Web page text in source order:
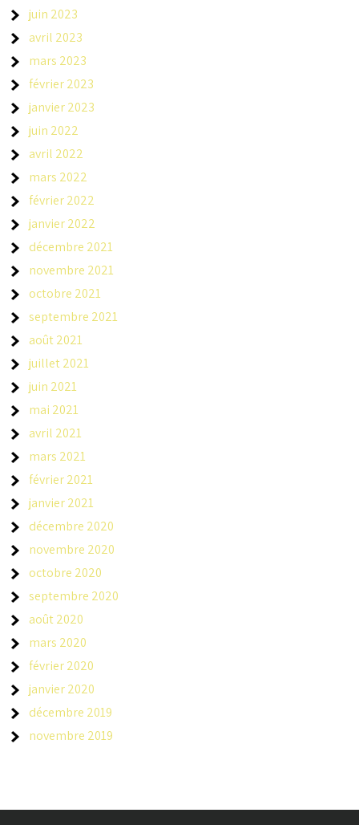
juin 2023
avril 2023
mars 2023
février 2023
janvier 2023
juin 2022
avril 2022
mars 2022
février 2022
janvier 2022
décembre 2021
novembre 2021
octobre 2021
septembre 2021
août 2021
juillet 2021
juin 2021
mai 2021
avril 2021
mars 2021
février 2021
janvier 2021
décembre 2020
novembre 2020
octobre 2020
septembre 2020
août 2020
mars 2020
février 2020
janvier 2020
décembre 2019
novembre 2019